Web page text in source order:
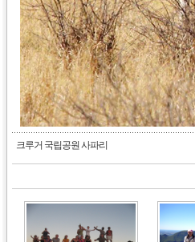
크루거 국립공원 사파리